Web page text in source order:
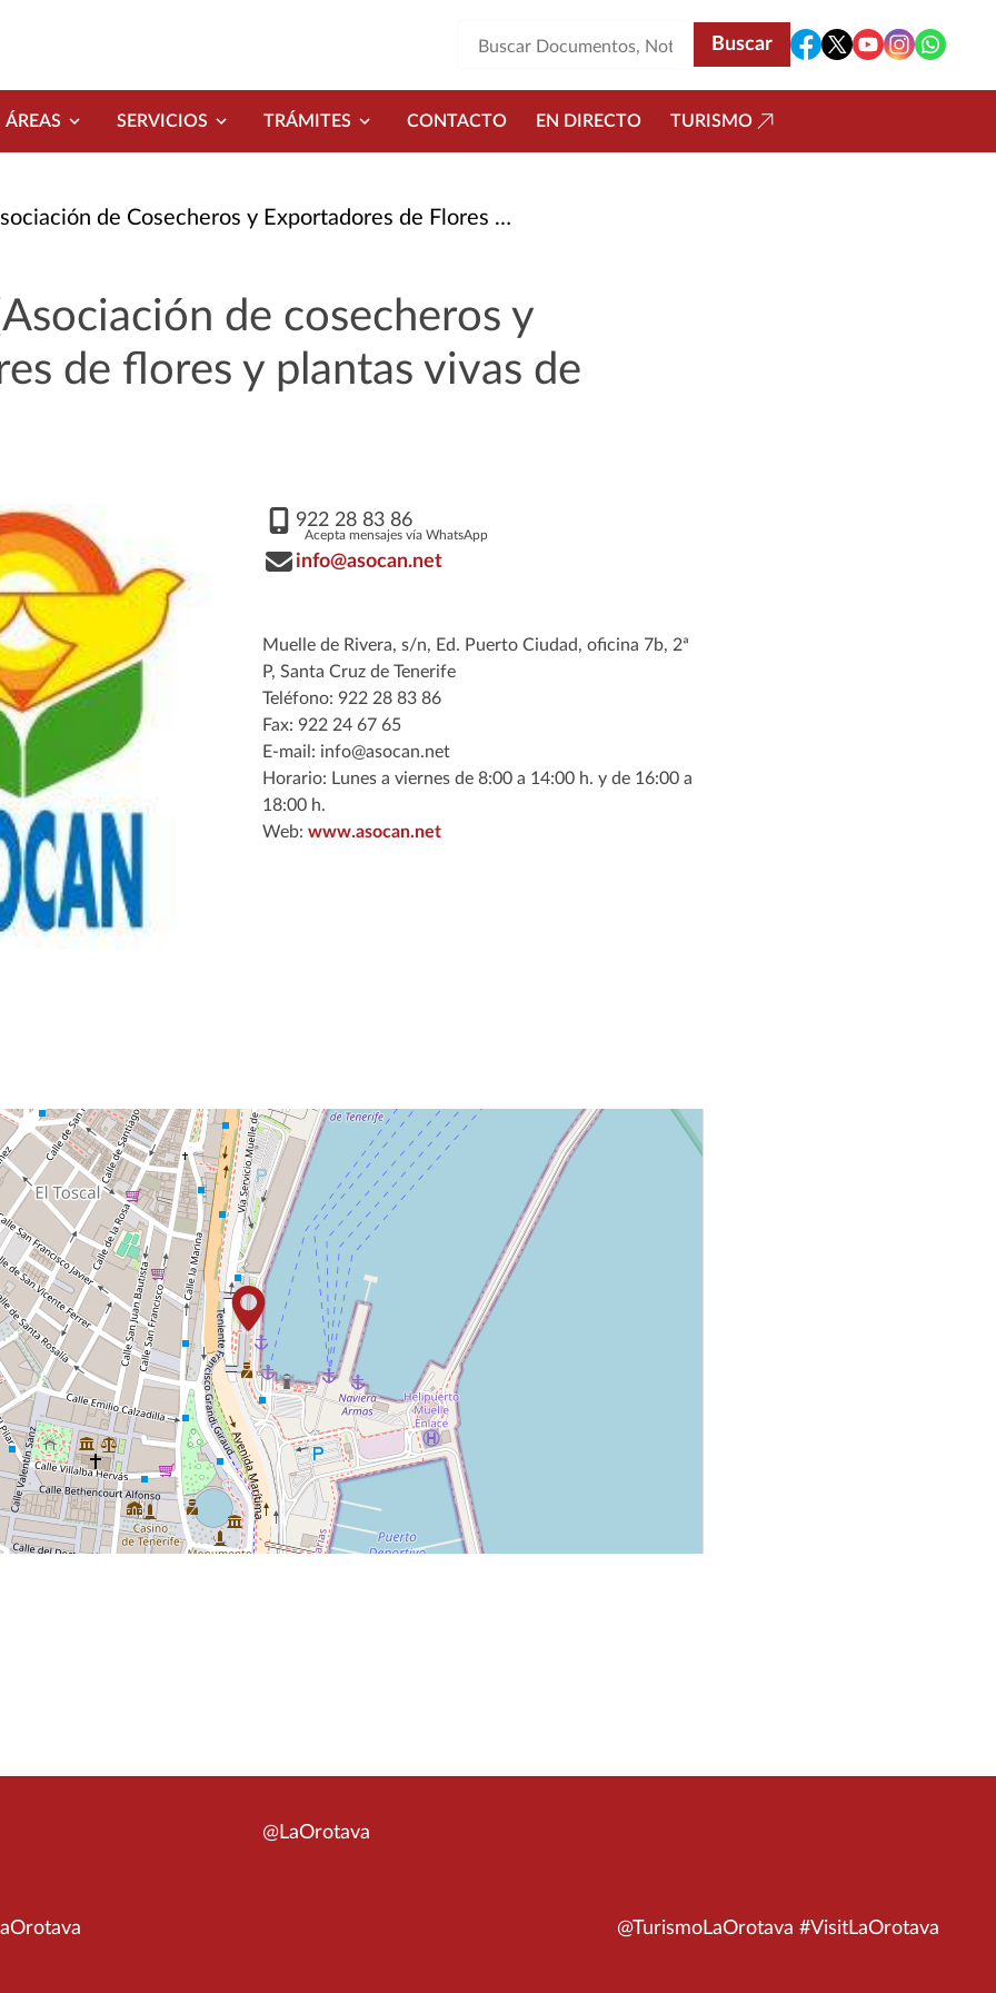
ÁREAS SERVICIOS TRÁMITES CONTACTO EN DIRECTO TURISMO
de Cosecheros y Exportadores de Flores y Plantas Vivas de Canarias)
de cosecheros y
de flores y plantas vivas de
922 28 83 86
Acepta mensajes vía WhatsApp
info@asocan.net
Muelle de Rivera, s/n, Ed. Puerto Ciudad, oficina 7b, 2ª
P, Santa Cruz de Tenerife
Teléfono: 922 28 83 86
Fax: 922 24 67 65
E-mail: info@asocan.net
Horario: Lunes a viernes de 8:00 a 14:00 h. y de 16:00 a
18:00 h.
Web: www.asocan.net
@LaOrotava
@TurismoLaOrotava #VisitLaOrotava